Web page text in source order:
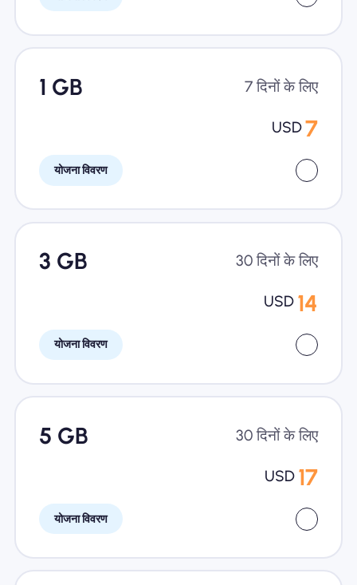
1 GB 7 दिनों के लिए
USD 7
योजना विवरण
3 GB 30 दिनों के लिए
USD 14
योजना विवरण
5 GB 30 दिनों के लिए
USD 17
योजना विवरण